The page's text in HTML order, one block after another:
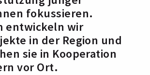
fokussieren.
entwickeln wir
in der Region und
sie in Kooperation
vor Ort.